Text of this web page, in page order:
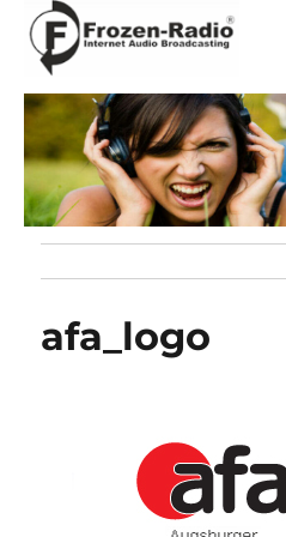
Frozen-Radio
afa_logo